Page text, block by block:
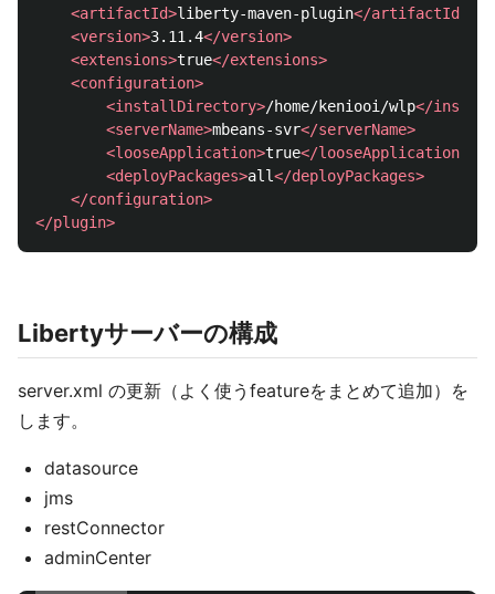
<artifactId>liberty-maven-plugin</artifactId>
<version>3.11.4</version>
<extensions>true</extensions>
<configuration>
<installDirectory>/home/keniooi/wlp</
<serverName>mbeans-svr</serverName>
<looseApplication>true</looseApplication>
<deployPackages>all</deployPackages>
</configuration>
</plugin>
Libertyサーバーの構成
server.xml の更新（よく使うfeatureをまとめて追加）を
します。
datasource
jms
restConnector
adminCenter